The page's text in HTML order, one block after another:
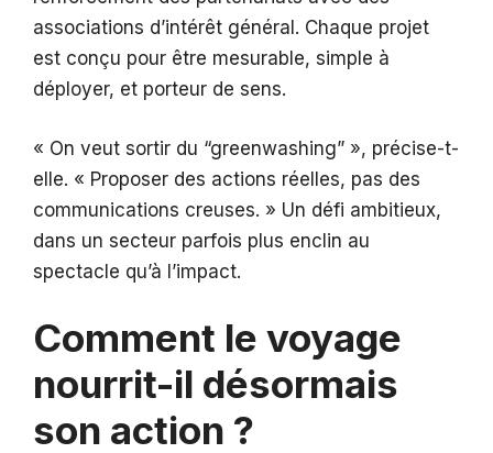
associations d’intérêt général. Chaque projet
est conçu pour être mesurable, simple à
déployer, et porteur de sens.
« On veut sortir du “greenwashing” », précise-t-
elle. « Proposer des actions réelles, pas des
communications creuses. » Un défi ambitieux,
dans un secteur parfois plus enclin au
spectacle qu’à l’impact.
Comment le voyage
nourrit-il désormais
son action ?